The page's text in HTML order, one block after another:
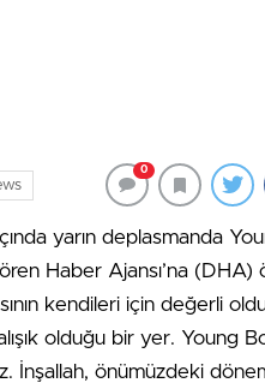
0
yarın deplasmanda
Haber Ajansı’na (DHA)
kendileri için değerli
olduğu bir yer. Young
İnşallah, önümüzdeki